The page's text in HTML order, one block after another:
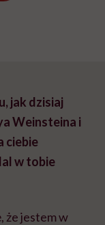
jak dzisiaj
Weinsteina i
ciebie
w tobie
że jestem w